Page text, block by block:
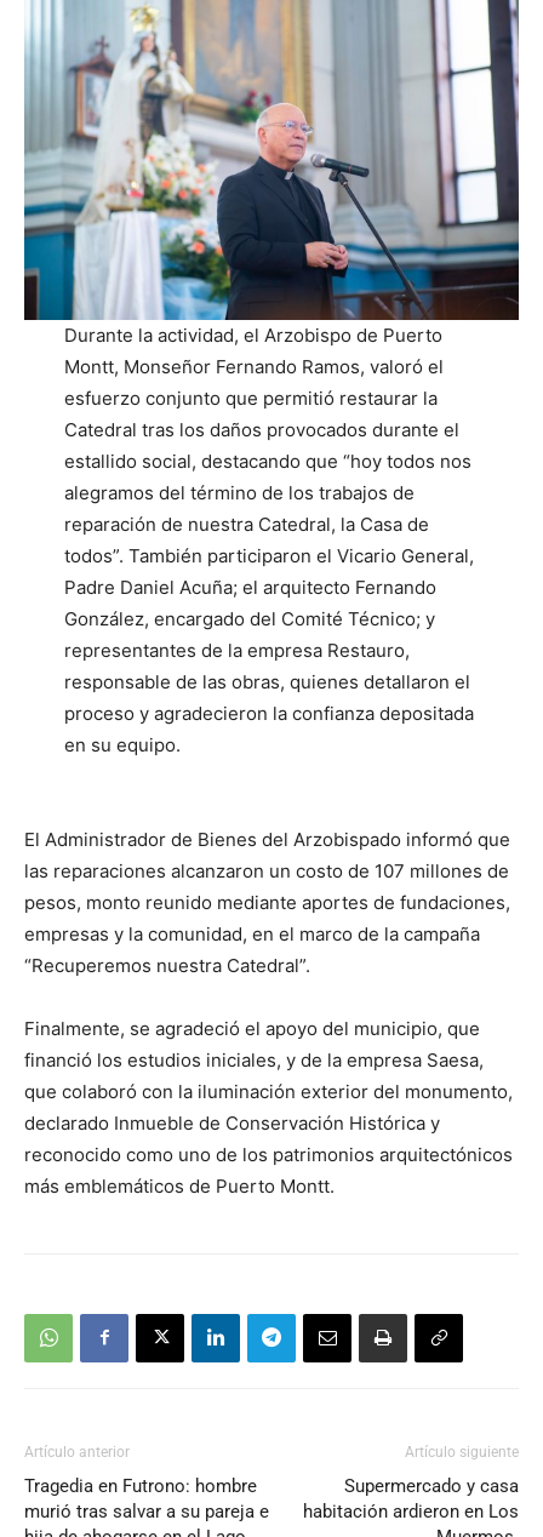
Durante la actividad, el Arzobispo de Puerto
Montt, Monseñor Fernando Ramos, valoró el
esfuerzo conjunto que permitió restaurar la
Catedral tras los daños provocados durante el
estallido social, destacando que “hoy todos nos
alegramos del término de los trabajos de
reparación de nuestra Catedral, la Casa de
todos”. También participaron el Vicario General,
Padre Daniel Acuña; el arquitecto Fernando
González, encargado del Comité Técnico; y
representantes de la empresa Restauro,
responsable de las obras, quienes detallaron el
proceso y agradecieron la confianza depositada
en su equipo.
El Administrador de Bienes del Arzobispado informó que
las reparaciones alcanzaron un costo de 107 millones de
pesos, monto reunido mediante aportes de fundaciones,
empresas y la comunidad, en el marco de la campaña
“Recuperemos nuestra Catedral”.
Finalmente, se agradeció el apoyo del municipio, que
financió los estudios iniciales, y de la empresa Saesa,
que colaboró con la iluminación exterior del monumento,
declarado Inmueble de Conservación Histórica y
reconocido como uno de los patrimonios arquitectónicos
más emblemáticos de Puerto Montt.
Artículo anterior
Tragedia en Futrono: hombre
murió tras salvar a su pareja e
Artículo siguiente
Supermercado y casa
habitación ardieron en Los